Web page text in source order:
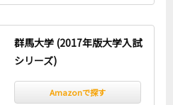
群馬大学 (2017年版大学入試
シリーズ)
Amazonで探す